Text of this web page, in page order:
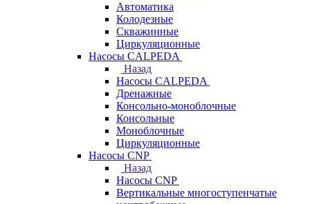
Автоматика
Колодезные
Скважинные
Циркуляционные
Насосы CALPEDA
Назад
Насосы CALPEDA
Дренажные
Консольно-моноблочные
Консольные
Моноблочные
Циркуляционные
Насосы CNP
Назад
Насосы CNP
Вертикальные многоступенчатые